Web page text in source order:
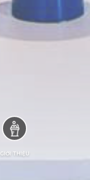
GIỚI THIỆU